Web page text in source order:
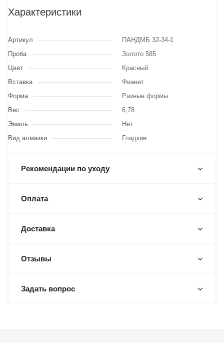
Характеристики
Артикул
ПАНДМБ 32-34-1
Проба
Золото 585
Цвет
Красный
Вставка
Фианит
Форма
Разные формы
Вес
6,78
Эмаль
Нет
Вид алмазки
Гладкие
Рекомендации по уходу
Оплата
Доставка
Отзывы
Задать вопрос